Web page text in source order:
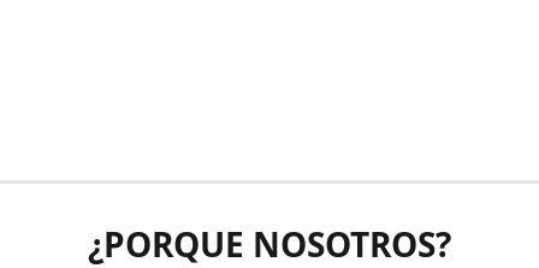
¿PORQUE NOSOTROS?